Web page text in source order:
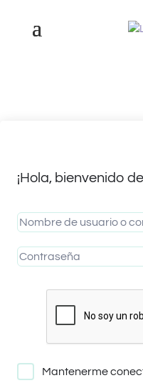
¡Hola, bienvenido
Mantenerme